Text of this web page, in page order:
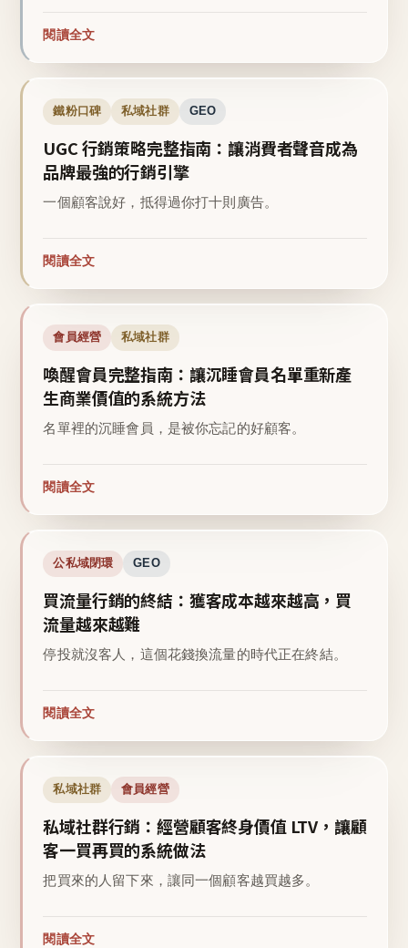
閱讀全文
鐵粉口碑 私域社群 GEO
UGC 行銷策略完整指南：讓消費者聲音成為
品牌最強的行銷引擎
一個顧客說好，抵得過你打十則廣告。
閱讀全文
會員經營 私域社群
喚醒會員完整指南：讓沉睡會員名單重新產
生商業價值的系統方法
名單裡的沉睡會員，是被你忘記的好顧客。
閱讀全文
公私域閉環 GEO
買流量行銷的終結：獲客成本越來越高，買
流量越來越難
停投就沒客人，這個花錢換流量的時代正在終結。
閱讀全文
私域社群 會員經營
私域社群行銷：經營顧客終身價值 LTV，讓顧
客一買再買的系統做法
把買來的人留下來，讓同一個顧客越買越多。
閱讀全文